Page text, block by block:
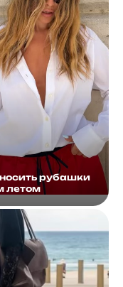
рубашки
летом